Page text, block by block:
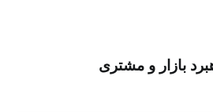
و مشتری